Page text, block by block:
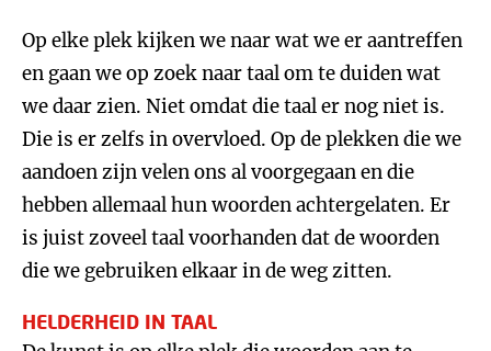
Op elke plek kijken we naar wat we er aantreffen
en gaan we op zoek naar taal om te duiden wat
we daar zien. Niet omdat die taal er nog niet is.
Die is er zelfs in overvloed. Op de plekken die we
aandoen zijn velen ons al voorgegaan en die
hebben allemaal hun woorden achtergelaten. Er
is juist zoveel taal voorhanden dat de woorden
die we gebruiken elkaar in de weg zitten.
HELDERHEID IN TAAL